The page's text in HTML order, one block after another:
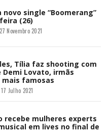
single “Boomerang”
(26)
27 Novembro 2021
Tília faz shooting com
Lovato, irmãs
mais famosas
17 Julho 2021
recebe mulheres experts
em lives no final de